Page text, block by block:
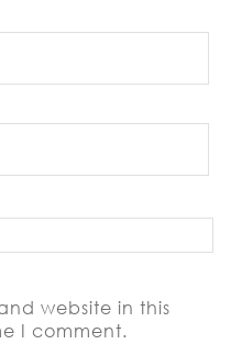
website in this
I comment.